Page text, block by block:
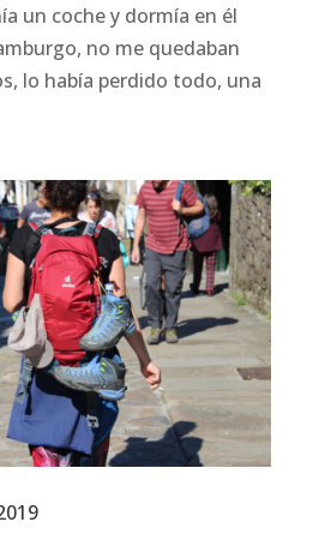
un coche y dormía en él
no me quedaban
lo había perdido todo, una